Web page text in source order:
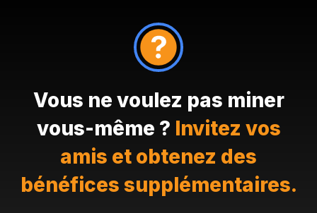
Vous ne voulez pas miner
vous-même ? Invitez vos
amis et obtenez des
bénéfices supplémentaires.